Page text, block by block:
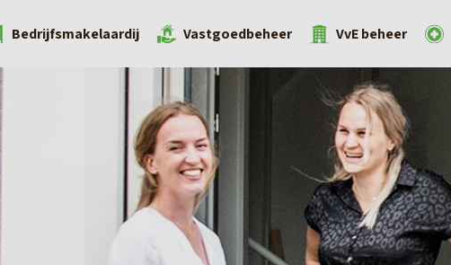
Bedrijfsmakelaardij Vastgoedbeheer VvE beheer